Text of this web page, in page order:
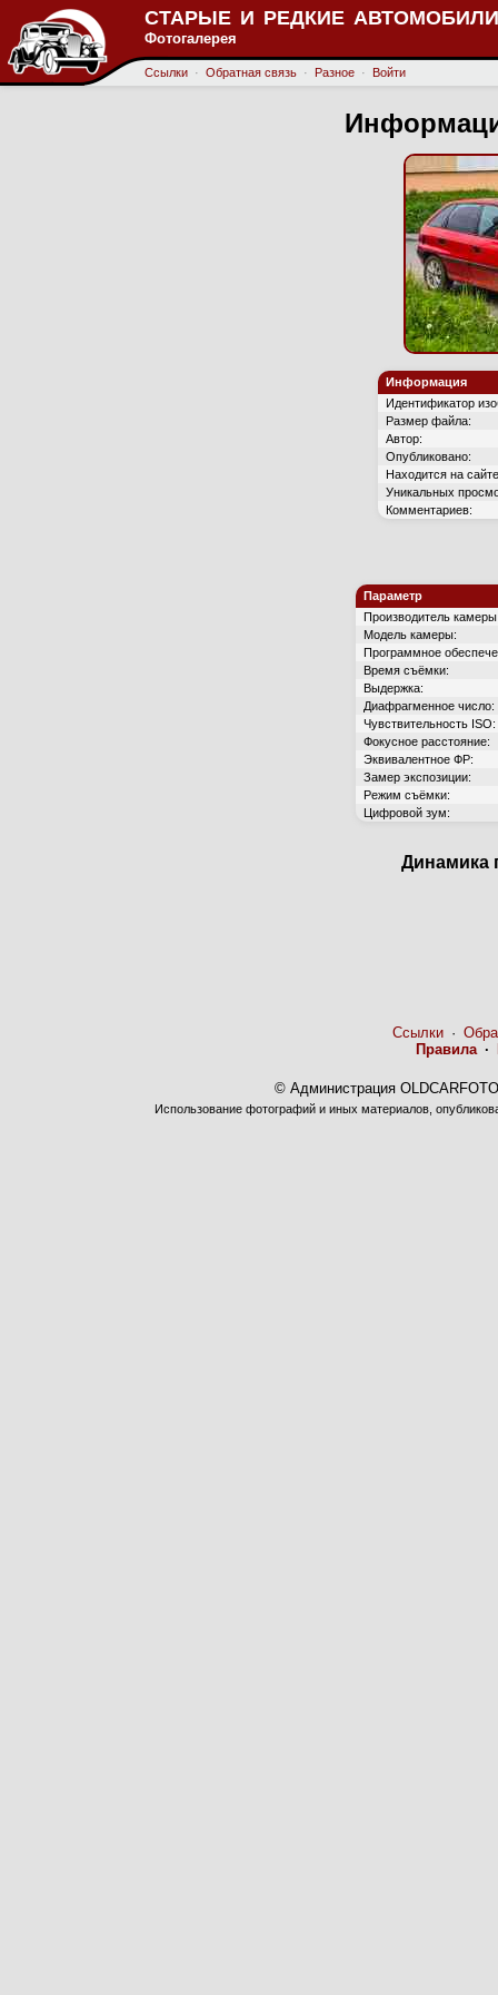
СТАРЫЕ И РЕДКИЕ
Фотогалерея
Ссылки · Обратная связь · Разное · Войти
Информация
Идентификатор
Размер файла:
Автор:
Опубликовано:
Находится на
Уникальных
Комментариев:
Параметр
Производитель
Модель камеры:
Программное
Время съёмки:
Выдержка:
Диафрагменное число:
Чувствительность ISO:
Фокусное расстояние:
Эквивалентное ФР:
Замер экспозиции:
Режим съёмки:
Цифровой зум:
Динамика
Ссылки·
Правила·
© Администрация
Использование фотографий и иных материалов,